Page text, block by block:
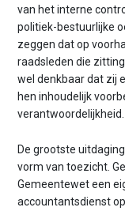
van het interne
politiek-bestuurlijke
zeggen dat op
raadsleden die
wel denkbaar dat zij
hen inhoudelijk
verantwoordelijkheid.
De grootste
vorm van toezicht.
Gemeentewet een
accountantsdienst